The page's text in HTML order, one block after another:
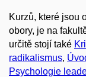
Kurzů, které jsou
obory, je na
určitě stojí také
radikalismus,
Psychologie